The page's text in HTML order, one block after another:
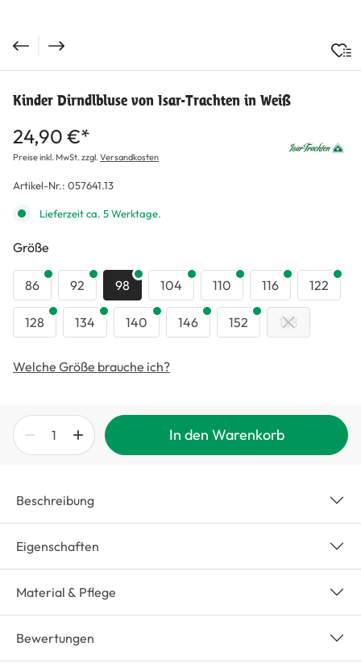
Kinder Dirndlbluse von Isar-Trachten in Weiß
24,90 €*
Preise inkl. MwSt. zzgl.Versandkosten
Artikel-Nr.: 057641.13
Lieferzeit ca. 5 Werktage.
Größe
86 92 98 104 110 116 122
128 134 140 146 152 158
Welche Größe brauche ich?
In den Warenkorb
Beschreibung
Eigenschaften
Material & Pflege
Bewertungen